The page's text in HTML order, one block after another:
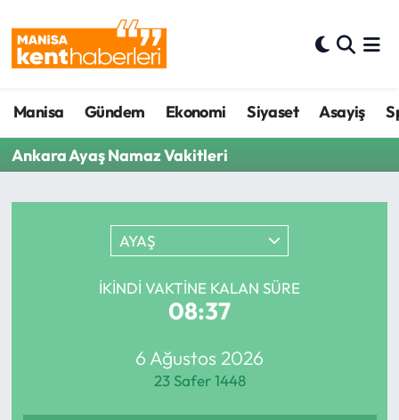
Manisa Gündem Ekonomi Siyaset Asayiş
Ankara Ayaş Namaz Vakitleri
AYAŞ
İKINDI VAKTINE KALAN SÜRE
08:37
6 Ağustos 2026
23 Safer 1448
Ahmetli Hava Durumu
Ahmetli Trafik Yoğunluk Haritası
Süper Lig Puan Durumu ve Fikstür
Tüm Manşetler
Son Dakika Haberleri
Haber Arşivi